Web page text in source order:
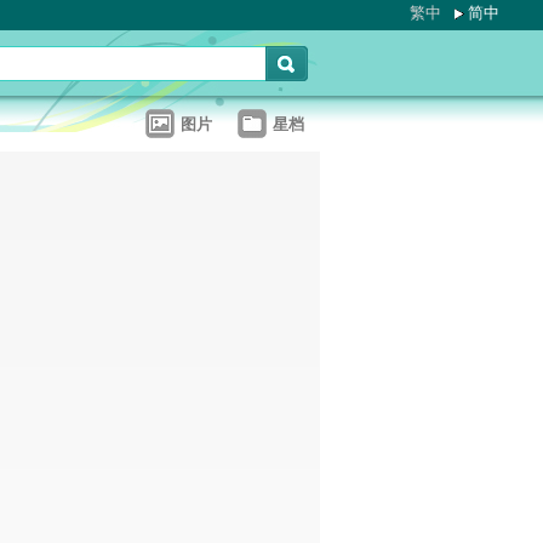
繁中 简中
图片 星档